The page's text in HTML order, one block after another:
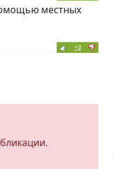
местных
+2